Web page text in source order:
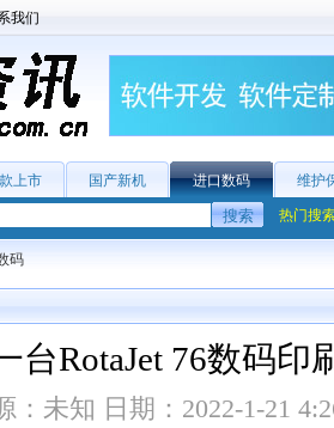
我们
上市 国产新机 进口数码 维护
热门搜
码
台RotaJet 76数码印
：未知 日期：2022-1-21